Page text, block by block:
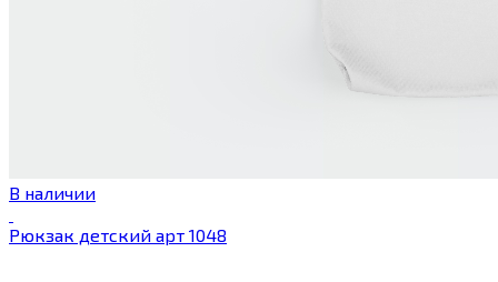
В наличии
Рюкзак детский арт 1048